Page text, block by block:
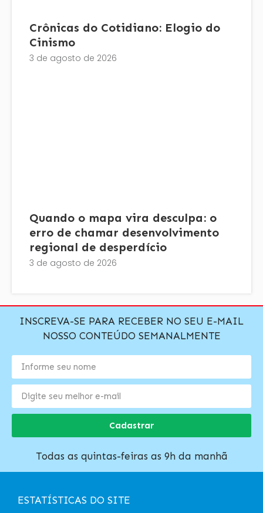
Crônicas do Cotidiano: Elogio do
Cinismo
3 de agosto de 2026
Quando o mapa vira desculpa: o
erro de chamar desenvolvimento
regional de desperdício
3 de agosto de 2026
INSCREVA-SE PARA RECEBER NO SEU E-MAIL
NOSSO CONTEÚDO SEMANALMENTE
Cadastrar
Todas as quintas-feiras as 9h da manhã
ESTATÍSTICAS DO SITE